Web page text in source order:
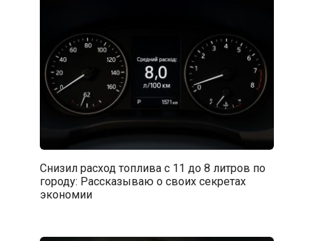
Снизил расход топлива с 11 до 8 литров по
городу: Рассказываю о своих секретах
экономии